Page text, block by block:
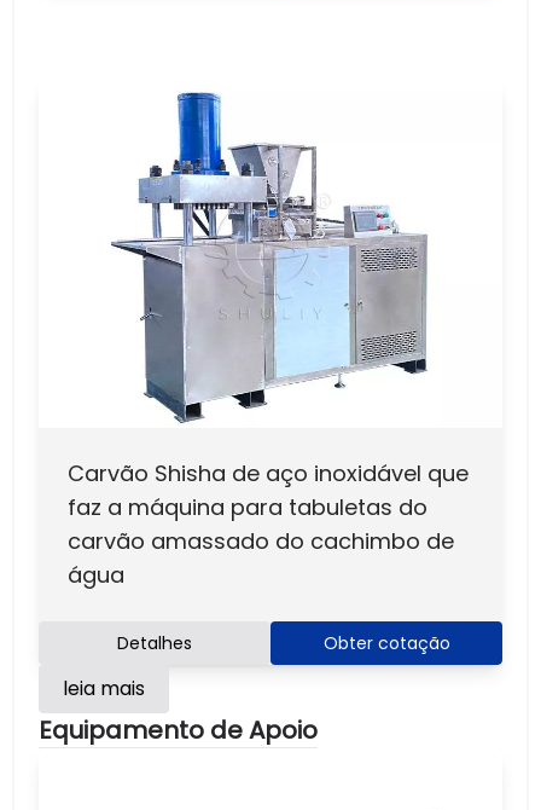
Carvão Shisha de aço inoxidável que
faz a máquina para tabuletas do
carvão amassado do cachimbo de
água
Detalhes Obter cotação
leia mais
Equipamento de Apoio